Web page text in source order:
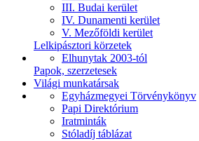
III. Budai kerület
IV. Dunamenti kerület
V. Mezőföldi kerület
Lelkipásztori körzetek
Elhunytak 2003-tól
Papok, szerzetesek
Világi munkatársak
Egyházmegyei Törvénykönyv
Papi Direktórium
Iratminták
Stóladíj táblázat